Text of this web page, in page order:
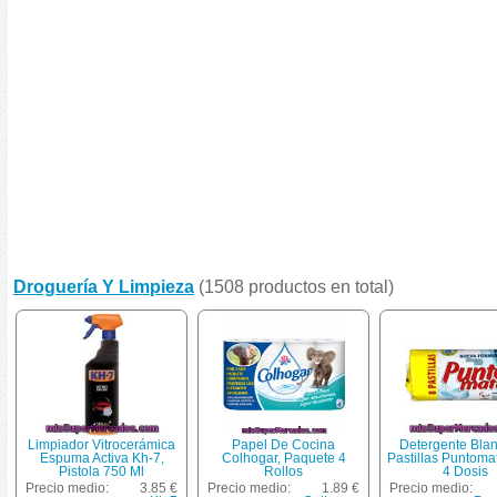
Droguería Y Limpieza (1508 productos en total)
Limpiador Vitrocerámica
Espuma Activa Kh-7,
Pistola 750 Ml
Precio medio:
3.85 €
Papel De Cocina
Colhogar, Paquete 4
Rollos
Precio medio:
1.89 €
Detergente
Pastillas
4 Dosis
Precio medio: